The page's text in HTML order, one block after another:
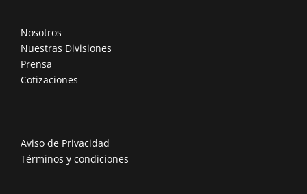
Nosotros
Nuestras Divisiones
Prensa
Cotizaciones
Aviso de Privacidad
Términos y condiciones